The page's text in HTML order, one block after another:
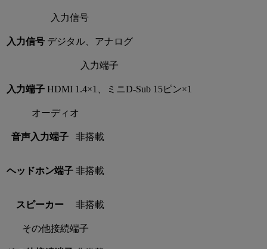
入力信号
入力信号 デジタル、アナログ
入力端子
入力端子 HDMI 1.4×1、ミニD-Sub 15ピン×1
オーディオ
音声入力端子 非搭載
ヘッドホン端子 非搭載
スピーカー 非搭載
その他接続端子